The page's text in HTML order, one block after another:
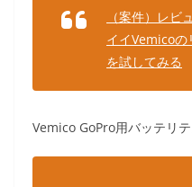
（案件）レビ
イイVemicoの
を試してみる
Vemico GoPro用バッテリ